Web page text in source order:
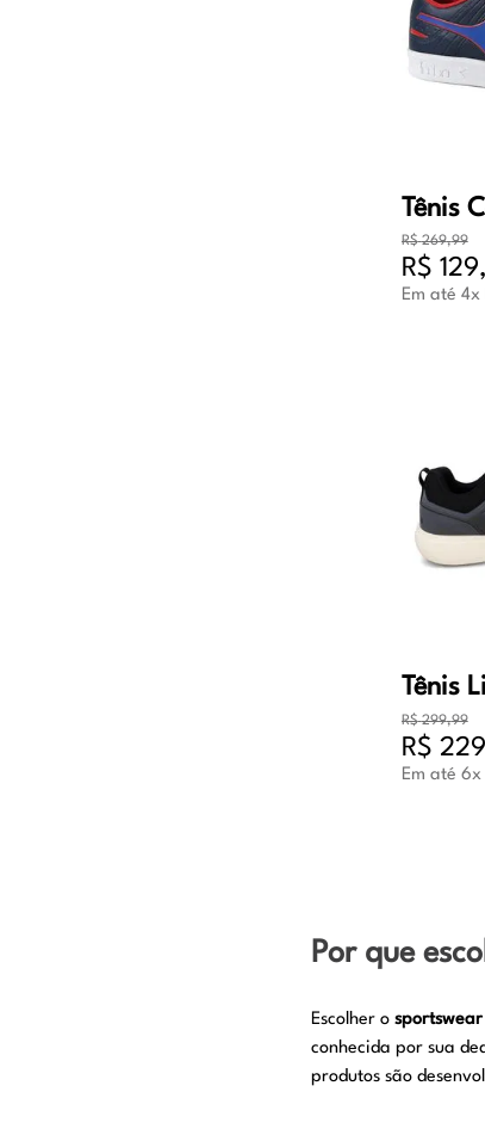
R$ 269,99
R$ 129,
Em até 4x
R$ 299,99
R$ 229
Em até 6x
Por que
Escolher o
conhecida por sua
produtos são